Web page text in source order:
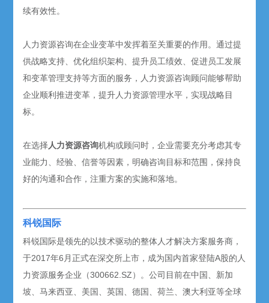
续有效性。
人力资源咨询在企业变革中发挥着至关重要的作用。通过提
供战略支持、优化组织架构、提升员工绩效、促进员工发展
和变革管理支持等方面的服务，人力资源咨询顾问能够帮助
企业顺利推进变革，提升人力资源管理水平，实现战略目
标。
在选择人力资源咨询机构或顾问时，企业需要充分考虑其专
业能力、经验、信誉等因素，明确咨询目标和范围，保持良
好的沟通和合作，注重方案的实施和落地。
科锐国际
科锐国际是领先的以技术驱动的整体人才解决方案服务商，
于2017年6月正式在深交所上市，成为国内首家登陆A股的人
力资源服务企业（300662.SZ）。公司目前在中国、新加
坡、马来西亚、美国、英国、德国、荷兰、澳大利亚等全球